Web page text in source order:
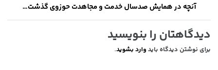
آنچه در همایش صدسال خدمت و مجاهدت حوزوی گذشت…
دیدگاهتان را بنویسید
برای نوشتن دیدگاه باید وارد بشوید.